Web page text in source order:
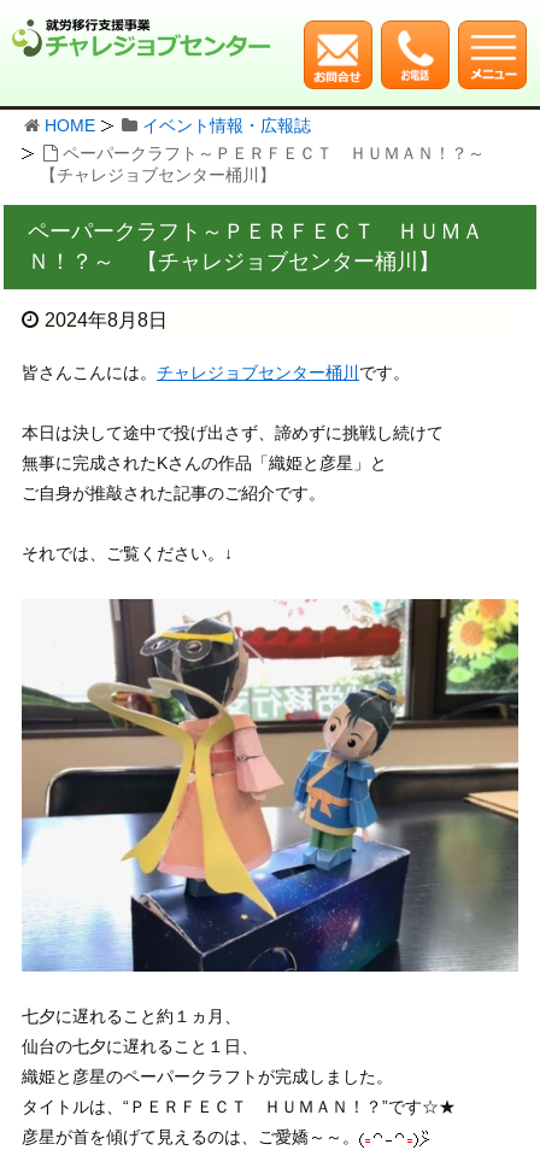
HOME
イベント情報・広報誌
ペーパークラフト～ＰＥＲＦＥＣＴ ＨＵＭＡＮ！？～
【チャレジョブセンター桶川】
ペーパークラフト～ＰＥＲＦＥＣＴ ＨＵＭＡ
Ｎ！？～ 【チャレジョブセンター桶川】
2024年8月8日
皆さんこんには。 チャレジョブセンター桶川 です。
本日は決して途中で投げ出さず、諦めずに挑戦し続けて
無事に完成されたKさんの作品「織姫と彦星」と
ご自身が推敲された記事のご紹介です。
それでは、ご覧ください。↓
七夕に遅れること約１ヵ月、
仙台の七夕に遅れること１日、
織姫と彦星のペーパークラフトが完成しました。
タイトルは、“ＰＥＲＦＥＣＴ ＨＵＭＡＮ！？”です☆★
彦星が首を傾げて見えるのは、ご愛嬌～～。